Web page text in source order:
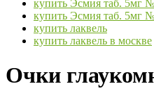
купить Эсмия таб. 5мг
купить Эсмия таб. 5мг
купить лаквель
купить лаквель в москве
Очки